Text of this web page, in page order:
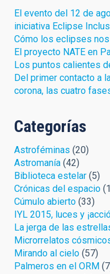
El evento del 12 de
iniciativa Eclipse
Cómo los eclipses
El proyecto NATE en
Los puntos calientes
Del primer contacto a
corona, las cuatro
Categorías
Astroféminas (20)
Astromanía (42)
Biblioteca estelar (5)
Crónicas del espacio
Cúmulo abierto (33)
IYL 2015, luces y
La jerga de las
Microrrelatos
Mirando al cielo (57)
Palmeros en el ORM